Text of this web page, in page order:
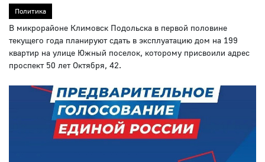
Политика
В микрорайоне Климовск Подольска в первой половине
текущего года планируют сдать в эксплуатацию дом на 199
квартир на улице Южный поселок, которому присвоили адрес
проспект 50 лет Октября, 42.